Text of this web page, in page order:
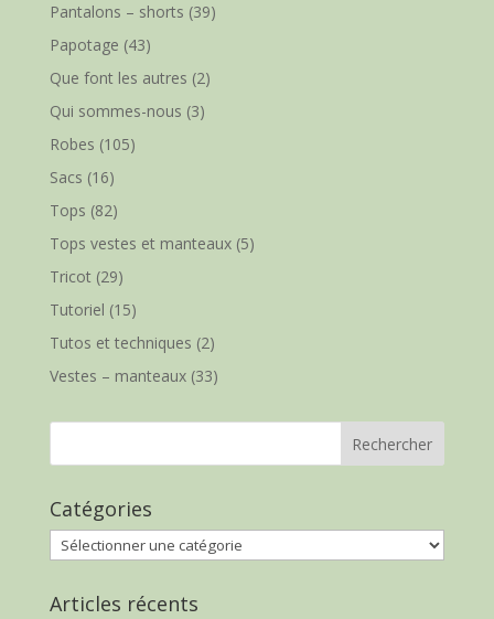
Pantalons – shorts (39)
Papotage (43)
Que font les autres (2)
Qui sommes-nous (3)
Robes (105)
Sacs (16)
Tops (82)
Tops vestes et manteaux(5)
Tricot(29)
Tutoriel (15)
Tutos et techniques (2)
Vestes – manteaux(33)
Catégories
Catégories
Articles récents